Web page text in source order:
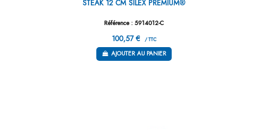
STEAK 12 CM SILEX PREMIUM®
Référence : 5914012-C
100,57 € / TTC
AJOUTER AU PANIER